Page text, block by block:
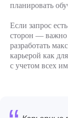
планировать
Если запрос
сторон — важно
разработать
карьерой как
с учетом всех